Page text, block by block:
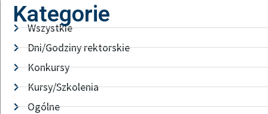
Kategorie
Wszystkie
Dni/Godziny rektorskie
Konkursy
Kursy/Szkolenia
Ogólne